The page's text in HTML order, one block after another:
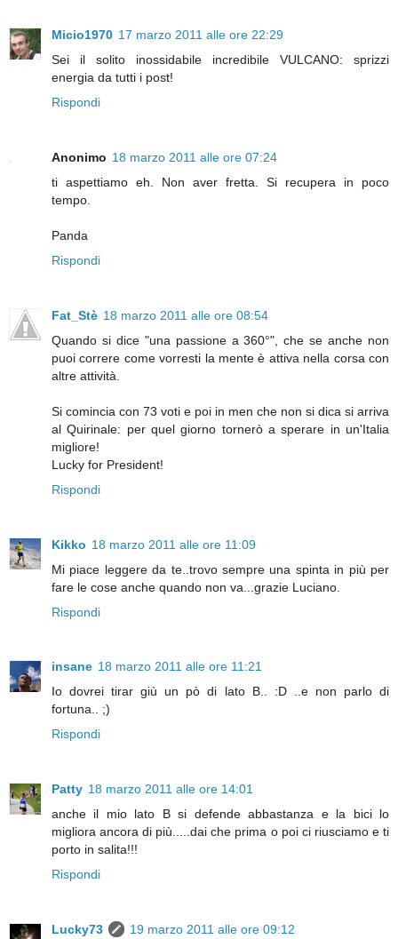
Micio1970 17 marzo 2011 alle ore 22:29
Sei il solito inossidabile incredibile VULCANO: sprizzi
energia da tutti i post!
Rispondi
Anonimo 18 marzo 2011 alle ore 07:24
ti aspettiamo eh. Non aver fretta. Si recupera in poco
tempo.
Panda
Rispondi
Fat_Stè 18 marzo 2011 alle ore 08:54
Quando si dice "una passione a 360°", che se anche non
puoi correre come vorresti la mente è attiva nella corsa con
altre attività.
Si comincia con 73 voti e poi in men che non si dica si arriva
al Quirinale: per quel giorno tornerò a sperare in un'Italia
migliore!
Lucky for President!
Rispondi
Kikko 18 marzo 2011 alle ore 11:09
Mi piace leggere da te..trovo sempre una spinta in più per
fare le cose anche quando non va...grazie Luciano.
Rispondi
insane 18 marzo 2011 alle ore 11:21
Io dovrei tirar giù un pò di lato B.. :D ..e non parlo di
fortuna.. ;)
Rispondi
Patty 18 marzo 2011 alle ore 14:01
anche il mio lato B si defende abbastanza e la bici lo
migliora ancora di più.....dai che prima o poi ci riusciamo e ti
porto in salita!!!
Rispondi
Lucky73
19 marzo 2011 alle ore 09:12